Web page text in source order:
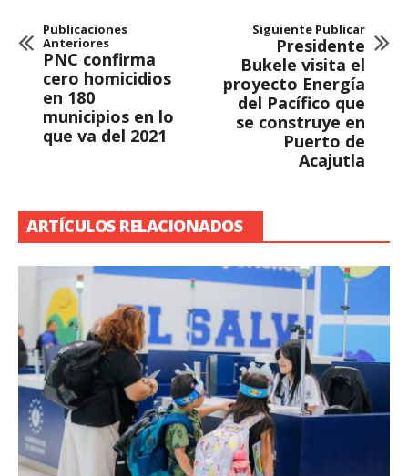
Publicaciones
Anteriores
PNC confirma
cero homicidios
en 180
municipios en lo
que va del 2021
Siguiente Publicar
Presidente
Bukele visita el
proyecto Energía
del Pacífico que
se construye en
Puerto de
Acajutla
ARTÍCULOS RELACIONADOS